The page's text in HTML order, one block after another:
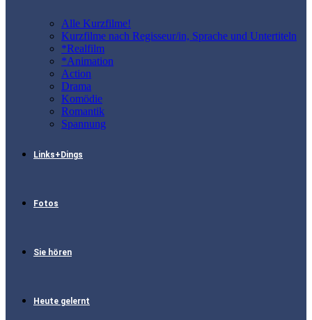
Alle Kurzfilme!
Kurzfilme nach Regisseur/in, Sprache und Untertiteln
*Realfilm
*Animation
Action
Drama
Komödie
Romantik
Spannung
Links+Dings
Fotos
Sie hören
Heute gelernt